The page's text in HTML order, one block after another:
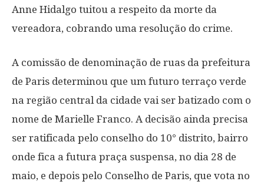
Anne Hidalgo tuitou a respeito da morte da
vereadora, cobrando uma resolução do crime.
A comissão de denominação de ruas da prefeitura
de Paris determinou que um futuro terraço verde
na região central da cidade vai ser batizado com o
nome de Marielle Franco. A decisão ainda precisa
ser ratificada pelo conselho do 10° distrito, bairro
onde fica a futura praça suspensa, no dia 28 de
maio, e depois pelo Conselho de Paris, que vota no